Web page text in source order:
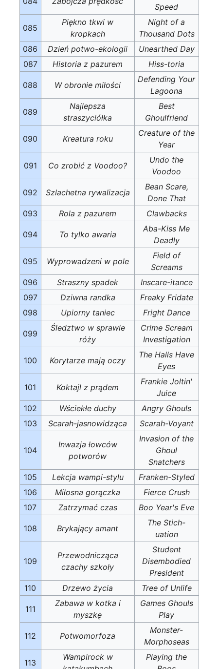
Speed
085
Piękno tkwi w
kropkach
Night of a
Thousand Dots
086
Dzień potwo-ekologii
Unearthed Day
087
Historia z pazurem Hiss-toria
088 W obronie miłości
Defending Your
Lagoona
089
Najlepsza
straszyciółka
Best
Ghoulfriend
090 Kreatura roku
Creature of the
Year
091 Co zrobić z Voodoo?
Undo the
Voodoo
092 Szlachetna rywalizacja
Bean Scare,
Done That
093
Rola z pazurem Clawbacks
094 To tylko awaria
Aba-Kiss Me
Deadly
095 Wyprowadzeni w pole
Field of
Screams
096
Straszny spadek
Inscare-itance
097
Dziwna randka
Freaky Fridate
098
Upiorny taniec Fright Dance
099
Śledztwo w sprawie
róży
Crime Scream
Investigation
100 Korytarze mają oczy
The Halls Have
Eyes
101 Koktajl z prądem
Frankie Joltin'
Juice
102
Wściekłe duchy
Angry Ghouls
103
Scarah-jasnowidząca Scarah-Voyant
104
Inwazja łowców
potworów
Invasion of the
Ghoul
Snatchers
105
Lekcja wampi-stylu
Franken-Styled
106
Miłosna gorączka
Fierce Crush
107
Zatrzymać czas Boo Year's Eve
108 Brykający amant
The Stich-
uation
109
Przewodnicząca
czachy szkoły
Student
Disembodied
President
110
Drzewo życia Tree of Unlife
111
Zabawa w kotka i
myszkę
Games Ghouls
Play
112 Potwomorfoza
Monster-
Morphoseas
113
Wampirock w
Playing the